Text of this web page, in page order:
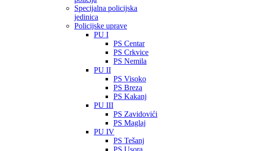
Specijalna policijska
jedinica
Policijske uprave
PU I
PS Centar
PS Crkvice
PS Nemila
PU II
PS Visoko
PS Breza
PS Kakanj
PU III
PS Zavidovići
PS Maglaj
PU IV
PS Tešanj
PS Usora